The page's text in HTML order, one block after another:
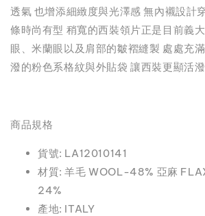
透氣 也增添細緻度與光澤感 無內襯設計
條時尚有型 稍寬的西裝領片正是目前義
眼、米蘭眼以及肩部的皺褶縫製 處處充
潑的粉色系格紋與外貼袋 讓西裝更顯活潑
商品規格
貨號: LA12010141
材質: 羊毛 WOOL-48% 亞麻
24%
產地: ITALY